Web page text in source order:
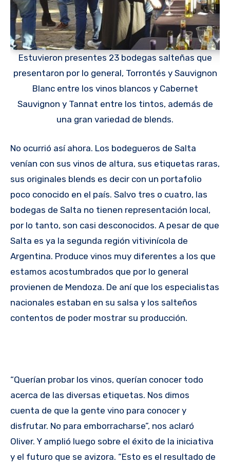
Estuvieron presentes 23 bodegas salteñas que
presentaron por lo general, Torrontés y Sauvignon
Blanc entre los vinos blancos y Cabernet
Sauvignon y Tannat entre los tintos, además de
una gran variedad de blends.
No ocurrió así ahora. Los bodegueros de Salta
venían con sus vinos de altura, sus etiquetas raras,
sus originales blends es decir con un portafolio
poco conocido en el país. Salvo tres o cuatro, las
bodegas de Salta no tienen representación local,
por lo tanto, son casi desconocidos. A pesar de que
Salta es ya la segunda región vitivinícola de
Argentina. Produce vinos muy diferentes a los que
estamos acostumbrados que por lo general
provienen de Mendoza. De aní que los especialistas
nacionales estaban en su salsa y los salteños
contentos de poder mostrar su producción.
“Querían probar los vinos, querían conocer todo
acerca de las diversas etiquetas. Nos dimos
cuenta de que la gente vino para conocer y
disfrutar. No para emborracharse”, nos aclaró
Oliver. Y amplió luego sobre el éxito de la iniciativa
y el futuro que se avizora. “Esto es el resultado de